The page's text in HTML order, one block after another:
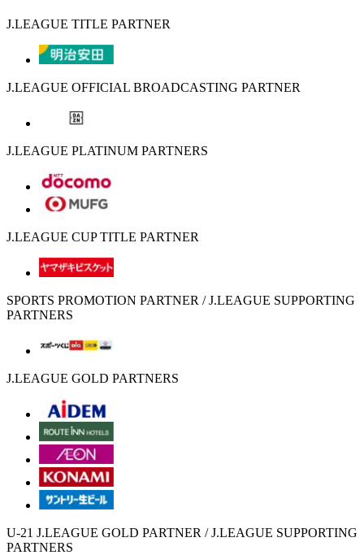
J.LEAGUE TITLE PARTNER
J.LEAGUE OFFICIAL BROADCASTING PARTNER
J.LEAGUE PLATINUM PARTNERS
J.LEAGUE CUP TITLE PARTNER
SPORTS PROMOTION PARTNER / J.LEAGUE SUPPORTING
PARTNERS
J.LEAGUE GOLD PARTNERS
U-21 J.LEAGUE GOLD PARTNER / J.LEAGUE SUPPORTING
PARTNERS